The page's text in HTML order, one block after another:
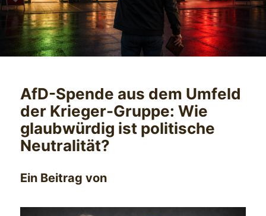
AfD-Spende aus dem Umfeld
der Krieger-Gruppe: Wie
glaubwürdig ist politische
Neutralität?
Ein Beitrag von